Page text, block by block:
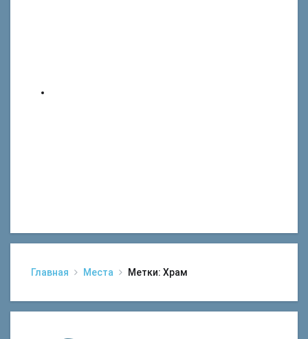
Главная Места Метки: Храм